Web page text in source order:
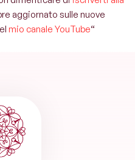
aggiornato sulle nuove
mio canale YouTube“